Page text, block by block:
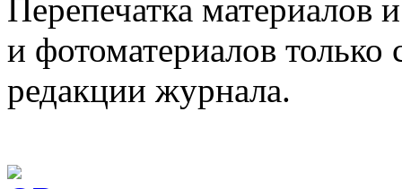
Перепечатка материалов
и фотоматериалов
редакции журнала.